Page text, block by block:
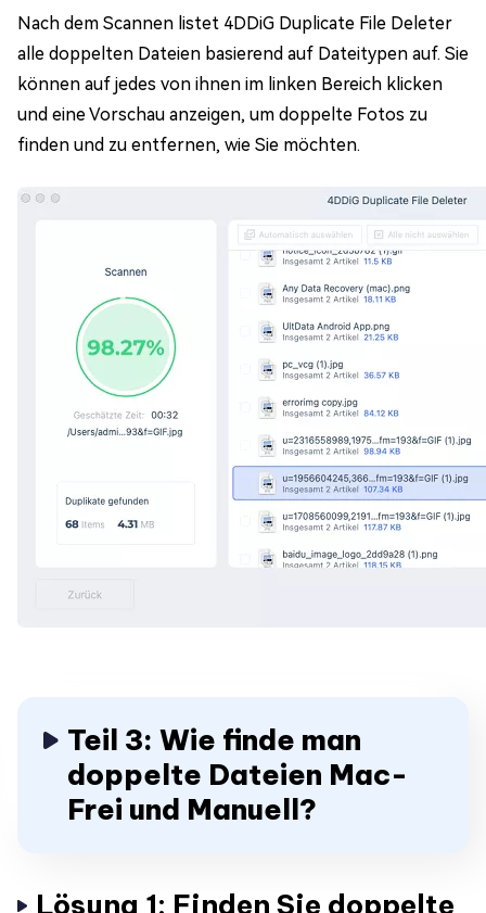
Nach dem Scannen listet 4DDiG Duplicate File Deleter
alle doppelten Dateien basierend auf Dateitypen auf. Sie
können auf jedes von ihnen im linken Bereich klicken
und eine Vorschau anzeigen, um doppelte Fotos zu
finden und zu entfernen, wie Sie möchten.
Teil 3: Wie finde man
doppelte Dateien Mac-
Frei und Manuell?
Lösung 1: Finden Sie doppelte